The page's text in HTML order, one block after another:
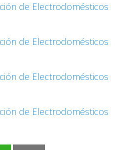
de Electrodomésticos
de Electrodomésticos
de Electrodomésticos
de Electrodomésticos